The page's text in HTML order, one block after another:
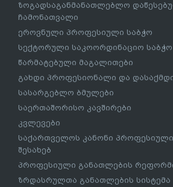
ზოგადსაგანმანათლებლო
ჩამონათვალი
ეროვნული პროფესიული საბჭო
სექტორული საკოორდინაციო საბჭო
წარმატებული მაგალითები
გახდი პროფესიონალი და
სასარგებლო ბმულები
საერთაშორისო კავშირები
კვლევები
საქართველოს კანონი
შესახებ
პროფესიული განათლების
ზრდასრულთა განათლების სისტემა